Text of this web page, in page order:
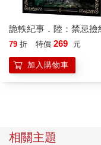
詭軼紀事．陸：禁忌撿
79 折 特價 269 元
加入購物車
相關主題